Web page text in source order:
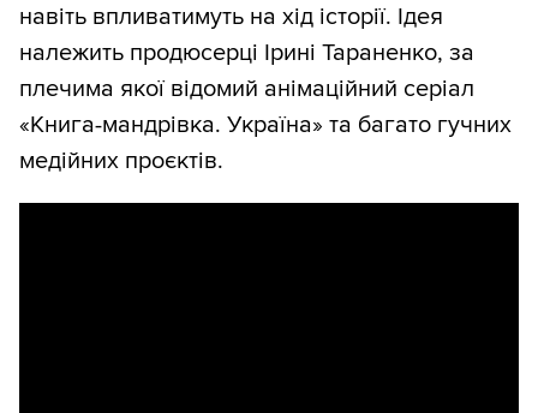
навіть впливатимуть на хід історії. Ідея
належить продюсерці Ірині Тараненко, за
плечима якої відомий анімаційний серіал
«Книга-мандрівка. Україна» та багато гучних
медійних проєктів.